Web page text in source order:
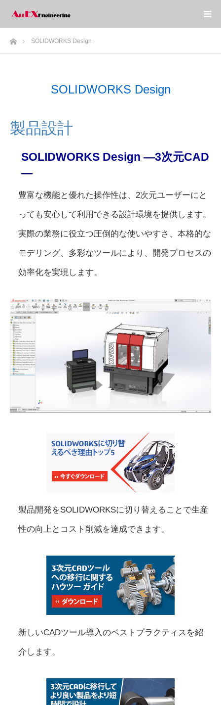
ホームSOLIDWORKS Design
SOLIDWORKS Design
製品設計
SOLIDWORKS Design —3次元CAD
—
豊富な機能と優れた操作性は、2次元ユーザーにと
っても安心して利用できる設計環境を提供します。
実際の業務に役立つ圧倒的な使いやすさ、本格的な
モデリング、多彩なツールにより、開発プロセスの
効率化を実現します。
製品開発をSOLIDWORKSに切り替えることで生産
性の向上とコスト削減を達成できます。
新しいCADツール導入のベストプラクティスを紹
介します。